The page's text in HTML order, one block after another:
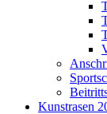
Kunstrasen